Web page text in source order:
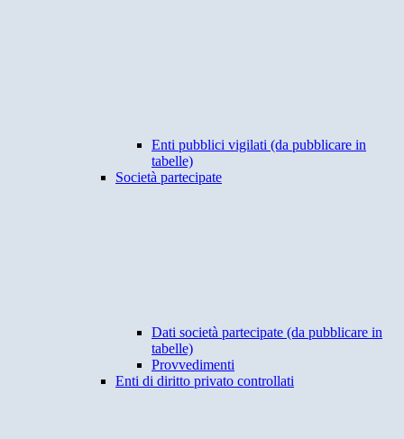
Enti pubblici vigilati (da pubblicare in
tabelle)
Società partecipate
Dati società partecipate (da pubblicare in
tabelle)
Provvedimenti
Enti di diritto privato controllati